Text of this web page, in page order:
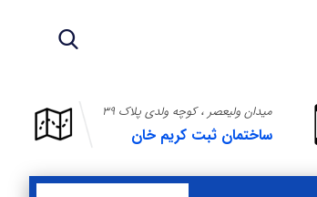
میدان ولیعصر ، کوچه ولدی پلاک ۳۹
ساختمان ثبت کریم خان